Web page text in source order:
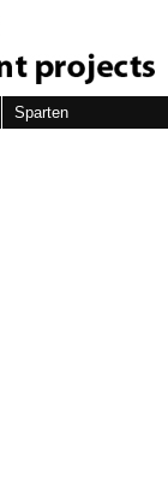
Sparten